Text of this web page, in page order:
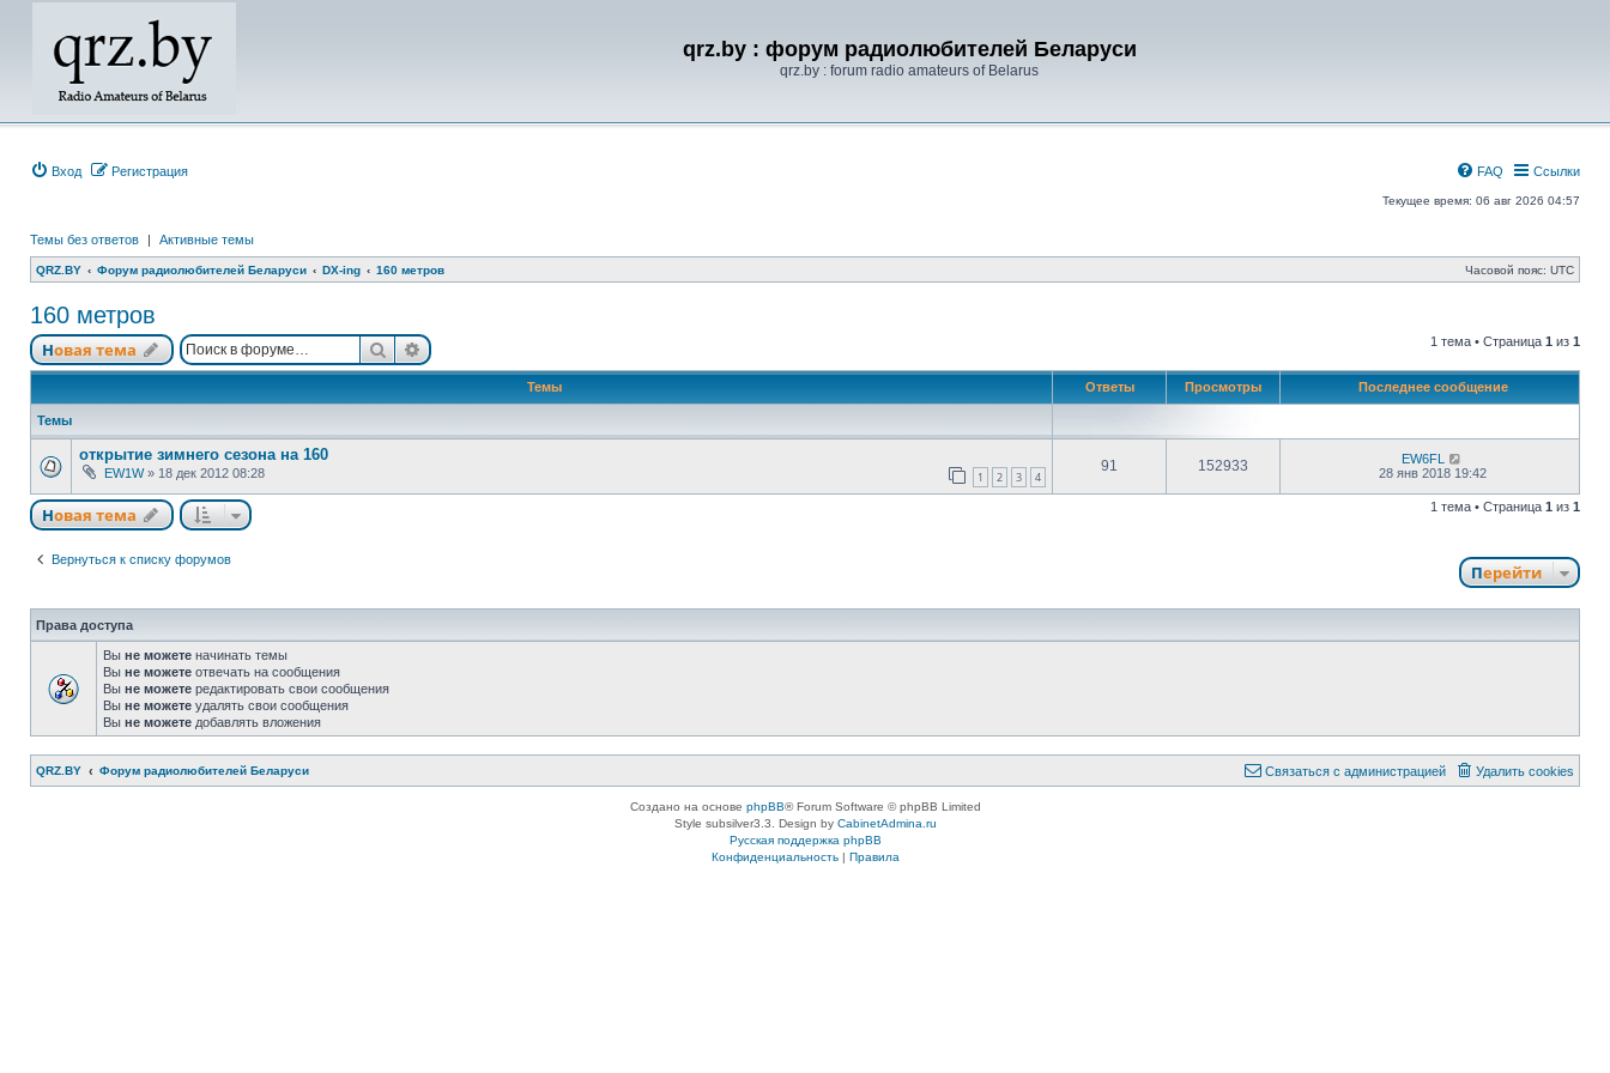
qrz.by : форум радиолюбителей Беларуси
qrz.by : forum radio amateurs of Belarus
Вход Регистрация Ссылки
FAQ
Текущее время: 06 авг 2026 04:57
Темы без ответов | Активные темы
QRZ.BY Форум радиолюбителей Беларуси DX-ing 160 метров Часовой пояс: UTC
160 метров
Новая тема ПоискРасширенный поиск 1 тема • Страница 1 из 1
Темы Ответы Просмотры Последнее сообщение
Темы
открытие зимнего сезона на 160
EW1W» 18 дек 2012 08:28 1 2 3 4
91 152933
EW6FL
28 янв 2018 19:42
Новая тема 1 тема • Страница 1 из 1
Вернуться к списку форумов
Перейти
Права доступа
Вы не можете начинать темы
Вы не можете отвечать на сообщения
Вы не можете редактировать свои сообщения
Вы не можете удалять свои сообщения
Вы не можете добавлять вложения
QRZ.BY Форум радиолюбителей Беларуси Удалить cookies
Связаться с администрацией
Создано на основе phpBB® Forum Software © phpBB Limited
Style subsilver3.3. Design by CabinetAdmina.ru
Русская поддержка phpBB
Конфиденциальность| Правила